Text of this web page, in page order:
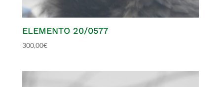
ELEMENTO 20/0577
300,00€